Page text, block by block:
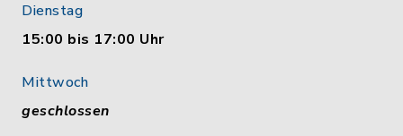
Dienstag
15:00 bis 17:00 Uhr
Mittwoch
geschlossen